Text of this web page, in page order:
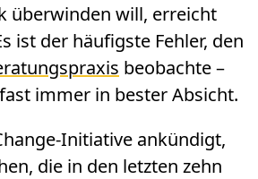
überwinden will, erreicht
ist der häufigste Fehler, den
beobachte –
immer in bester Absicht.
Initiative ankündigt,
die in den letzten zehn